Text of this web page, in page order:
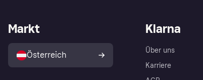
Klarna
Über uns
Karriere
Markt
Österreich